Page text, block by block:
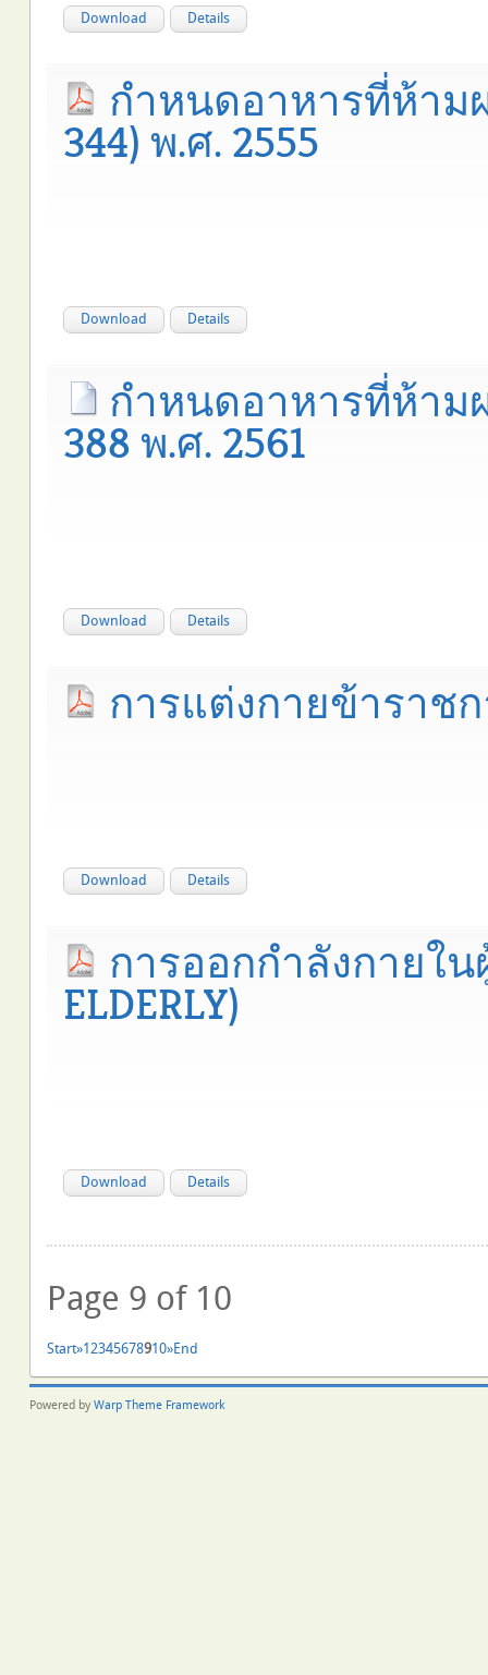
Download Details
กำหนดอาหารที่ห้าม
344) พ.ศ. 2555
Download Details
กำหนดอาหารที่ห้าม
388 พ.ศ. 2561
Download Details
การแต่งกายข้าราช
Download Details
การออกกำลังกายในผู้
ELDERLY)
Download Details
Page 9 of 10
Start»1 2345678910»End
Powered by Warp Theme Framework